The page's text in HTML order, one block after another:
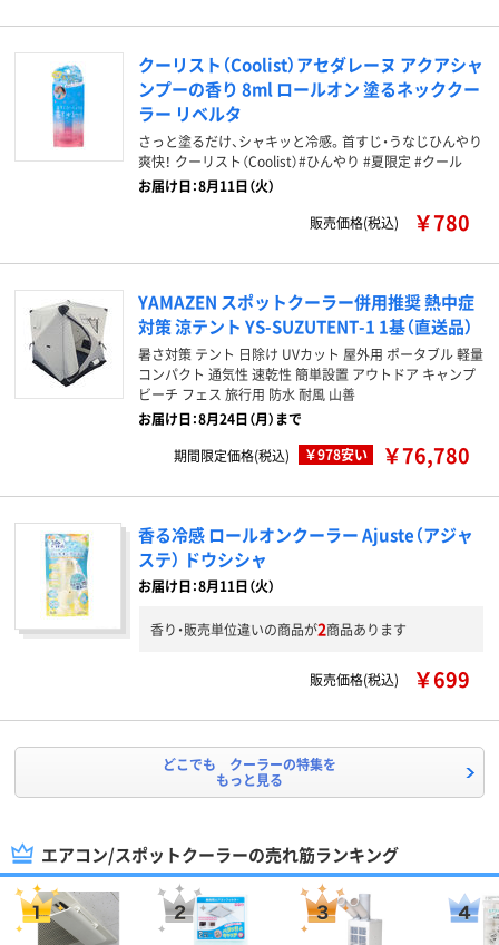
クーリスト（Coolist）アセダレーヌ アクアシャ
ンプーの香り 8ml ロールオン 塗るネッククー
ラー リベルタ
さっと塗るだけ、シャキッと冷感。首すじ・うなじひんやり
爽快！ クーリスト（Coolist）#ひんやり #夏限定 #クール
お届け日：8月11日（火）
販売価格(税込)
￥780
YAMAZEN スポットクーラー併用推奨 熱中症
対策 涼テント YS-SUZUTENT-1 1基（直送品）
暑さ対策 テント 日除け UVカット 屋外用 ポータブル 軽量
コンパクト 通気性 速乾性 簡単設置 アウトドア キャンプ
ビーチ フェス 旅行用 防水 耐風 山善
お届け日：8月24日（月）まで
期間限定価格(税込)
￥978安い ￥76,780
香る冷感 ロールオンクーラー Ajuste（アジャ
ステ） ドウシシャ
お届け日：8月11日（火）
香り・販売単位違いの商品が2商品あります
販売価格(税込) ￥699
どこでも クーラーの特集を
もっと見る
エアコン/スポットクーラーの売れ筋ランキング